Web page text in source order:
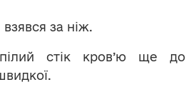
за ніж.
стік кров’ю ще до